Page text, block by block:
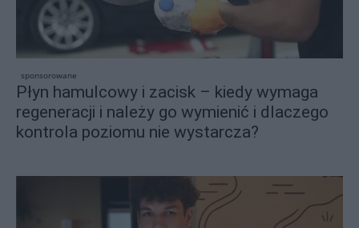
sponsorowane
Płyn hamulcowy i zacisk – kiedy wymaga
regeneracji i należy go wymienić i dlaczego
kontrola poziomu nie wystarcza?